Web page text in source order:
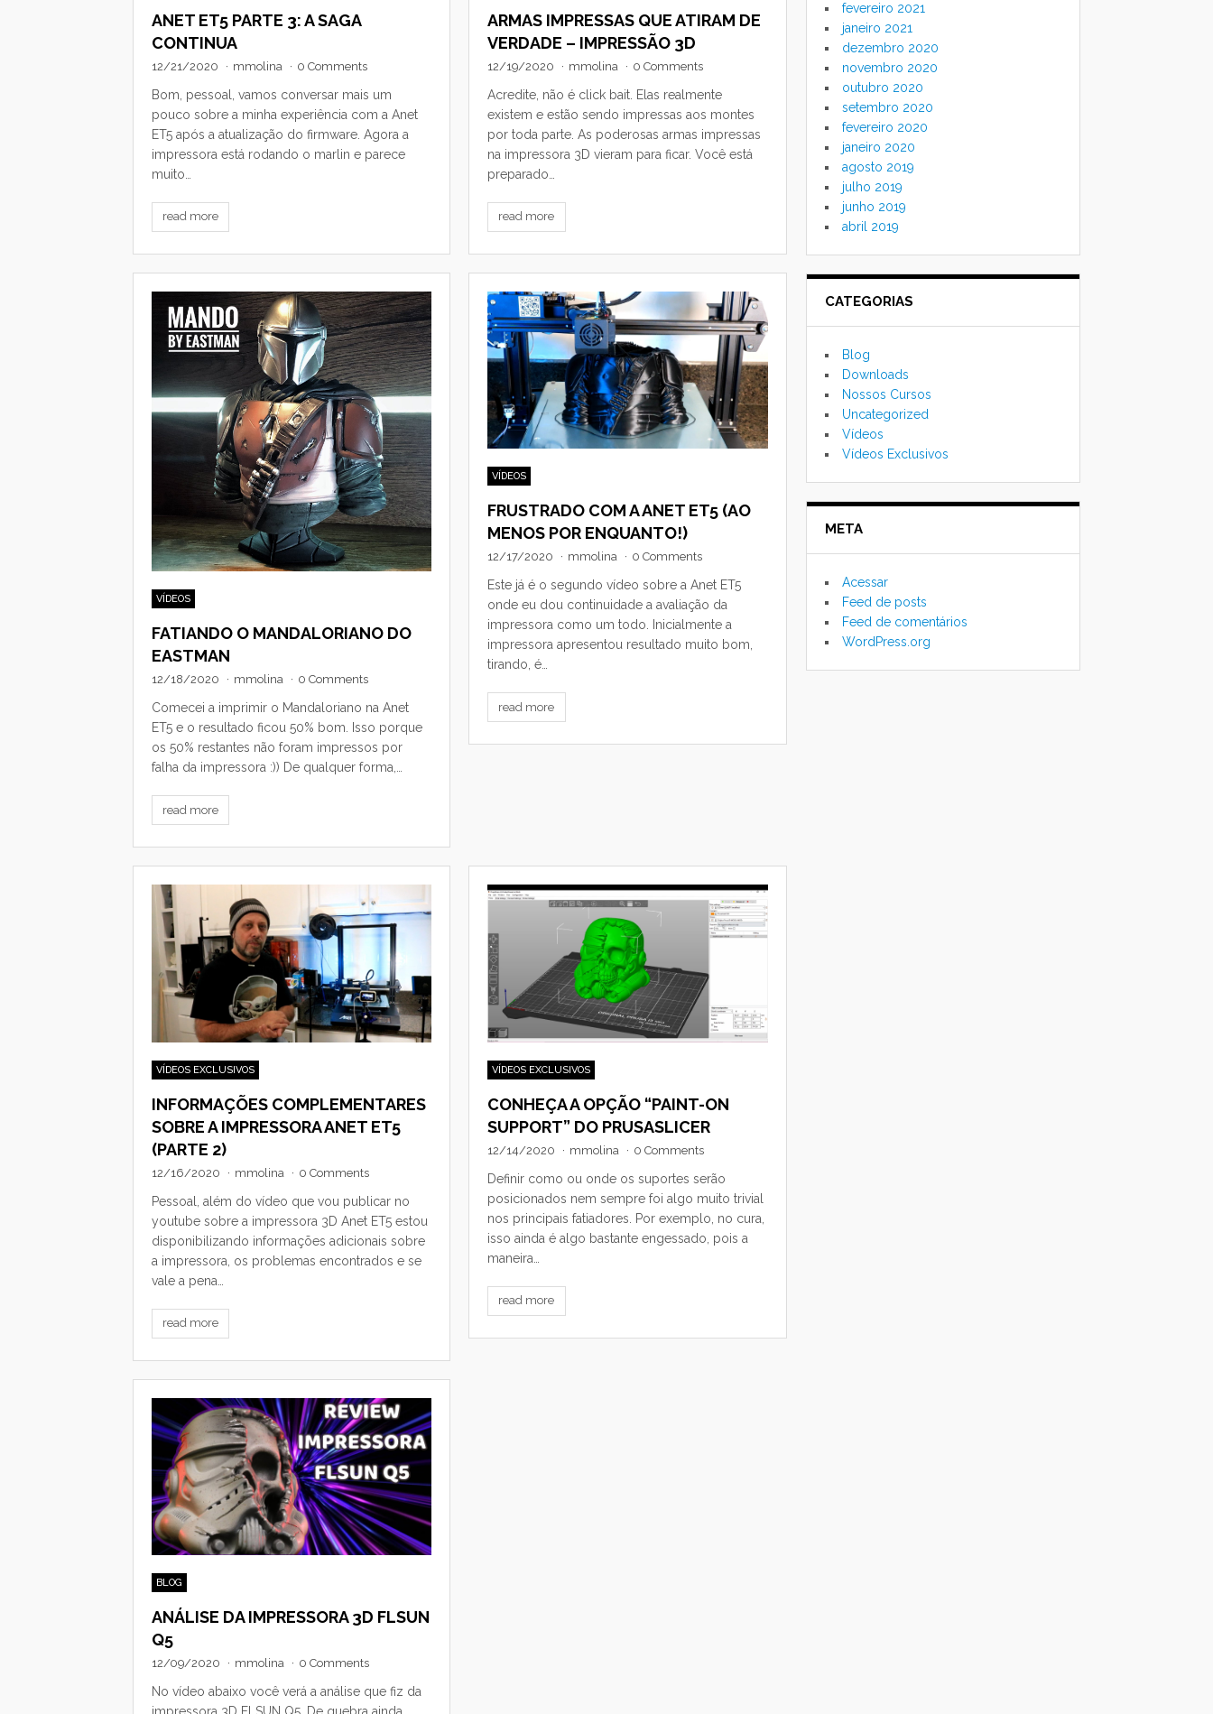
ANET ET5 PARTE 3: A SAGA
CONTINUA
12/21/2020 · mmolina · 0 Comments
Bom, pessoal, vamos conversar mais um
pouco sobre a minha experiência com a Anet
ET5 após a atualização do firmware. Agora a
impressora está rodando o marlin e parece
muito…
read more
ARMAS IMPRESSAS QUE ATIRAM DE
VERDADE – IMPRESSÃO 3D
12/19/2020 · mmolina · 0 Comments
Acredite, não é click bait. Elas realmente
existem e estão sendo impressas aos montes
por toda parte. As poderosas armas impressas
na impressora 3D vieram para ficar. Você está
preparado…
read more
VÍDEOS
FATIANDO O MANDALORIANO DO
EASTMAN
12/18/2020 · mmolina · 0 Comments
Comecei a imprimir o Mandaloriano na Anet
ET5 e o resultado ficou 50% bom. Isso porque
os 50% restantes não foram impressos por
falha da impressora :)) De qualquer forma,…
read more
VÍDEOS
FRUSTRADO COM A ANET ET5 (AO
MENOS POR ENQUANTO!)
12/17/2020 · mmolina · 0 Comments
Este já é o segundo vídeo sobre a Anet ET5
onde eu dou continuidade a avaliação da
impressora como um todo. Inicialmente a
impressora apresentou resultado muito bom,
tirando, é…
read more
VÍDEOS EXCLUSIVOS
INFORMAÇÕES COMPLEMENTARES
SOBRE A IMPRESSORA ANET ET5
(PARTE 2)
12/16/2020 · mmolina · 0 Comments
Pessoal, além do vídeo que vou publicar no
youtube sobre a impressora 3D Anet ET5 estou
disponibilizando informações adicionais sobre
a impressora, os problemas encontrados e se
vale a pena…
read more
VÍDEOS EXCLUSIVOS
CONHEÇA A OPÇÃO “PAINT-ON
SUPPORT” DO PRUSASLICER
12/14/2020 · mmolina · 0 Comments
Definir como ou onde os suportes serão
posicionados nem sempre foi algo muito trivial
nos principais fatiadores. Por exemplo, no cura,
isso ainda é algo bastante engessado, pois a
maneira…
read more
BLOG
ANÁLISE DA IMPRESSORA 3D FLSUN
Q5
12/09/2020 · mmolina · 0 Comments
No vídeo abaixo você verá a análise que fiz da
fevereiro 2021
janeiro 2021
dezembro 2020
novembro 2020
outubro 2020
setembro 2020
fevereiro 2020
janeiro 2020
agosto 2019
julho 2019
junho 2019
abril 2019
CATEGORIAS
Blog
Downloads
Nossos Cursos
Uncategorized
Vídeos
Vídeos Exclusivos
META
Acessar
Feed de posts
Feed de comentários
WordPress.org